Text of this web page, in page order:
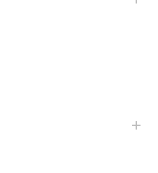
が、実際に届いてみて想像
お飾りを探していると人形
人形はそういったこともなく
座の屏風部分にはゴールド